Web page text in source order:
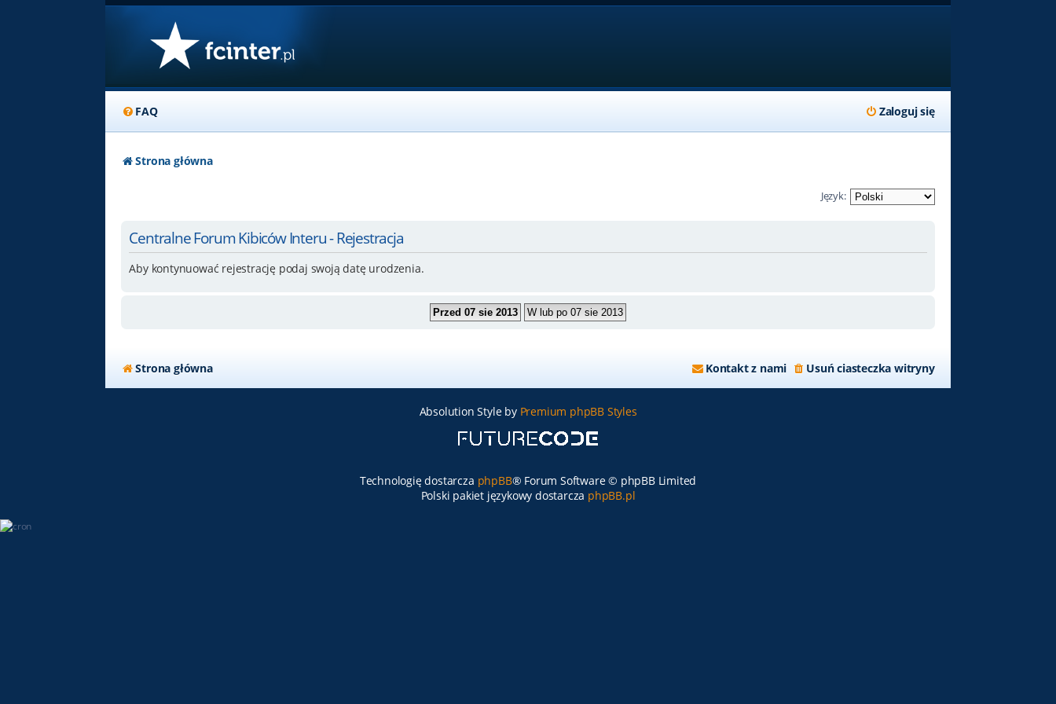
FAQ Zaloguj się
Strona główna
Język:
Centralne Forum Kibiców Interu - Rejestracja
Aby kontynuować rejestrację podaj swoją datę urodzenia.
Strona główna Usuń ciasteczka witryny
Kontakt z nami
Absolution Style by Premium phpBB Styles
Technologię dostarcza phpBB® Forum Software © phpBB Limited
Polski pakiet językowy dostarcza phpBB.pl